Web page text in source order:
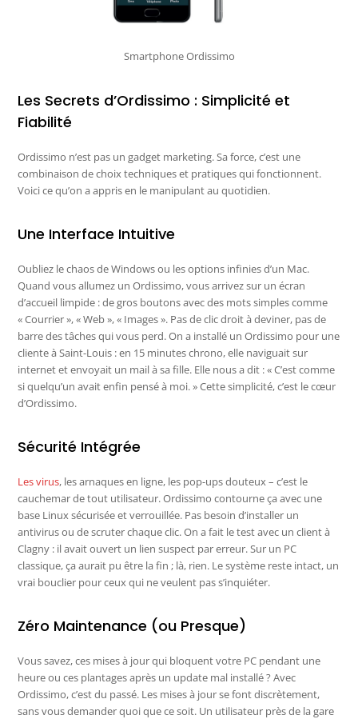
Smartphone Ordissimo
Les Secrets d’Ordissimo : Simplicité et
Fiabilité
Ordissimo n’est pas un gadget marketing. Sa force, c’est une
combinaison de choix techniques et pratiques qui fonctionnent.
Voici ce qu’on a appris en le manipulant au quotidien.
Une Interface Intuitive
Oubliez le chaos de Windows ou les options infinies d’un Mac.
Quand vous allumez un Ordissimo, vous arrivez sur un écran
d’accueil limpide : de gros boutons avec des mots simples comme
« Courrier », « Web », « Images ». Pas de clic droit à deviner, pas de
barre des tâches qui vous perd. On a installé un Ordissimo pour une
cliente à Saint-Louis : en 15 minutes chrono, elle naviguait sur
internet et envoyait un mail à sa fille. Elle nous a dit : « C’est comme
si quelqu’un avait enfin pensé à moi. » Cette simplicité, c’est le cœur
d’Ordissimo.
Sécurité Intégrée
Les virus, les arnaques en ligne, les pop-ups douteux – c’est le
cauchemar de tout utilisateur. Ordissimo contourne ça avec une
base Linux sécurisée et verrouillée. Pas besoin d’installer un
antivirus ou de scruter chaque clic. On a fait le test avec un client à
Clagny : il avait ouvert un lien suspect par erreur. Sur un PC
classique, ça aurait pu être la fin ; là, rien. Le système reste intact, un
vrai bouclier pour ceux qui ne veulent pas s’inquiéter.
Zéro Maintenance (ou Presque)
Vous savez, ces mises à jour qui bloquent votre PC pendant une
heure ou ces plantages après un update mal installé ? Avec
Ordissimo, c’est du passé. Les mises à jour se font discrètement,
sans vous demander quoi que ce soit. Un utilisateur près de la gare